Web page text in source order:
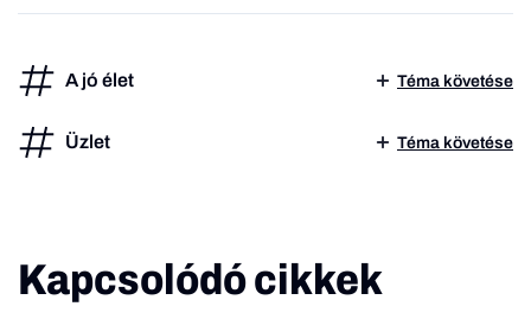
A jó élet Téma követése
Üzlet Téma követése
Kapcsolódó cikkek